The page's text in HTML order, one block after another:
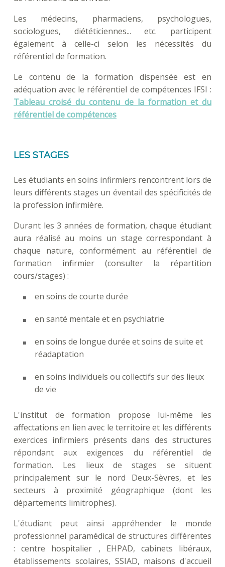
Les médecins, pharmaciens, psychologues,
sociologues, diététiciennes... etc. participent
également à celle-ci selon les nécessités du
référentiel de formation.
Le contenu de la formation dispensée est en
adéquation avec le référentiel de compétences IFSI :
Tableau croisé du contenu de la formation et du
référentiel de compétences
LES STAGES
Les étudiants en soins infirmiers rencontrent lors de
leurs différents stages un éventail des spécificités de
la profession infirmière.
Durant les 3 années de formation, chaque étudiant
aura réalisé au moins un stage correspondant à
chaque nature, conformément au référentiel de
formation infirmier (consulter la répartition
cours/stages) :
en soins de courte durée
en santé mentale et en psychiatrie
en soins de longue durée et soins de suite et
réadaptation
en soins individuels ou collectifs sur des lieux
de vie
L'institut de formation propose lui-même les
affectations en lien avec le territoire et les différents
exercices infirmiers présents dans des structures
répondant aux exigences du référentiel de
formation. Les lieux de stages se situent
principalement sur le nord Deux-Sèvres, et les
secteurs à proximité géographique (dont les
départements limitrophes).
L'étudiant peut ainsi appréhender le monde
professionnel paramédical de structures différentes
: centre hospitalier , EHPAD, cabinets libéraux,
établissements scolaires, SSIAD, maisons d'accueil